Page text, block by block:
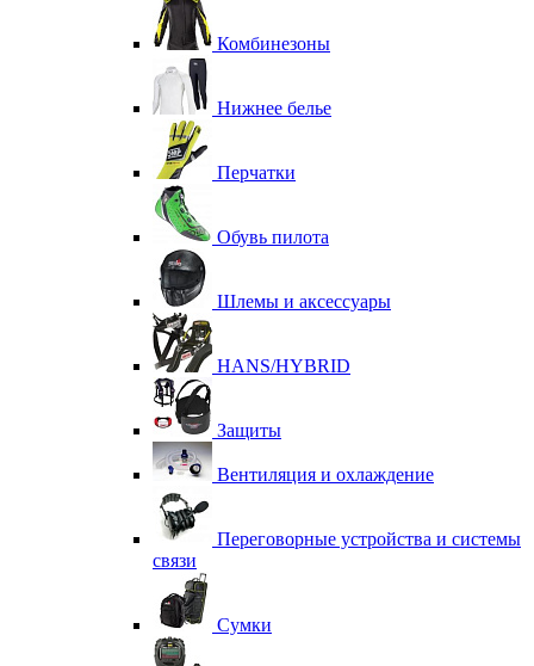
Комбинезоны
Нижнее белье
Перчатки
Обувь пилота
Шлемы и аксессуары
HANS/HYBRID
Защиты
Вентиляция и охлаждение
Переговорные устройства и системы
связи
Сумки